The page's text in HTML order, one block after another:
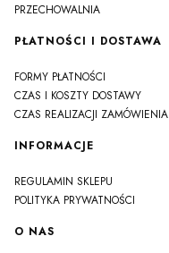
PRZECHOWALNIA
PŁATNOŚCI I DOSTAWA
FORMY PŁATNOŚCI
CZAS I KOSZTY DOSTAWY
CZAS REALIZACJI ZAMÓWIENIA
INFORMACJE
REGULAMIN SKLEPU
POLITYKA PRYWATNOŚCI
O NAS